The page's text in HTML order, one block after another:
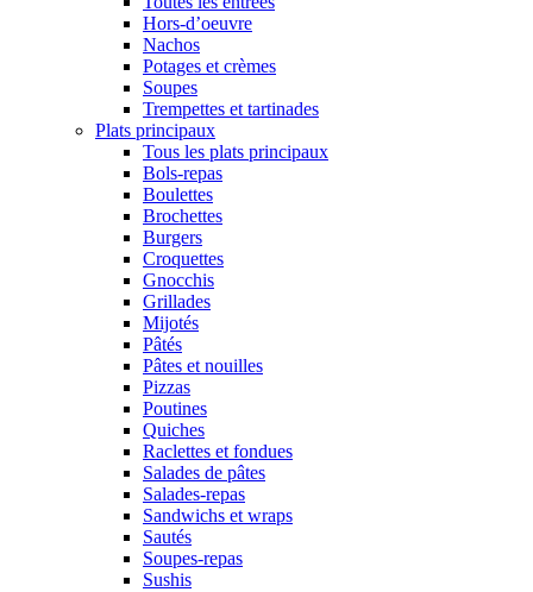
Hors-d’oeuvre
Nachos
Potages et crèmes
Soupes
Trempettes et tartinades
Plats principaux
Tous les plats principaux
Bols-repas
Boulettes
Brochettes
Burgers
Croquettes
Gnocchis
Grillades
Mijotés
Pâtés
Pâtes et nouilles
Pizzas
Poutines
Quiches
Raclettes et fondues
Salades de pâtes
Salades-repas
Sandwichs et wraps
Sautés
Soupes-repas
Sushis